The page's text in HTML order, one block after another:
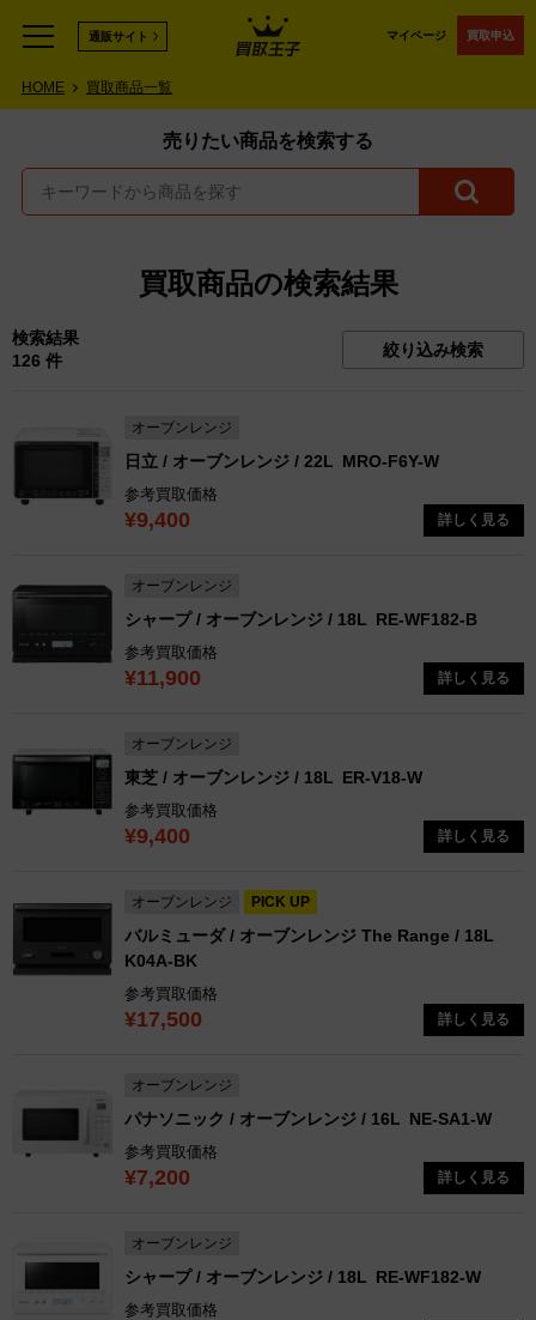
マイページ 買取申込
通販サイト
HOME 買取商品一覧
売りたい商品を検索する
買取商品の検索結果
検索結果
126 件
絞り込み検索
オーブンレンジ
日立 / オーブンレンジ / 22L MRO-F6Y-W
参考買取価格
¥9,400 詳しく見る
オーブンレンジ
シャープ / オーブンレンジ / 18L RE-WF182-B
参考買取価格
¥11,900 詳しく見る
オーブンレンジ
東芝 / オーブンレンジ / 18L ER-V18-W
参考買取価格
¥9,400 詳しく見る
オーブンレンジ PICK UP
バルミューダ / オーブンレンジ The Range / 18L
K04A-BK
参考買取価格
¥17,500 詳しく見る
オーブンレンジ
パナソニック / オーブンレンジ / 16L NE-SA1-W
参考買取価格
¥7,200 詳しく見る
オーブンレンジ
シャープ / オーブンレンジ / 18L RE-WF182-W
参考買取価格